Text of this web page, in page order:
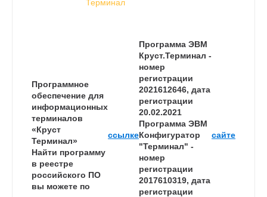
Программное
обеспечение для
информационных
терминалов
«Круст
Терминал»
Найти программу
в реестре
российского ПО
вы можете по
ссылке
Программа ЭВМ
Круст.Терминал -
номер
регистрации
2021612646, дата
регистрации
20.02.2021
Программа ЭВМ
Конфигуратор
"Терминал" -
номер
регистрации
2017610319, дата
регистрации
сайте